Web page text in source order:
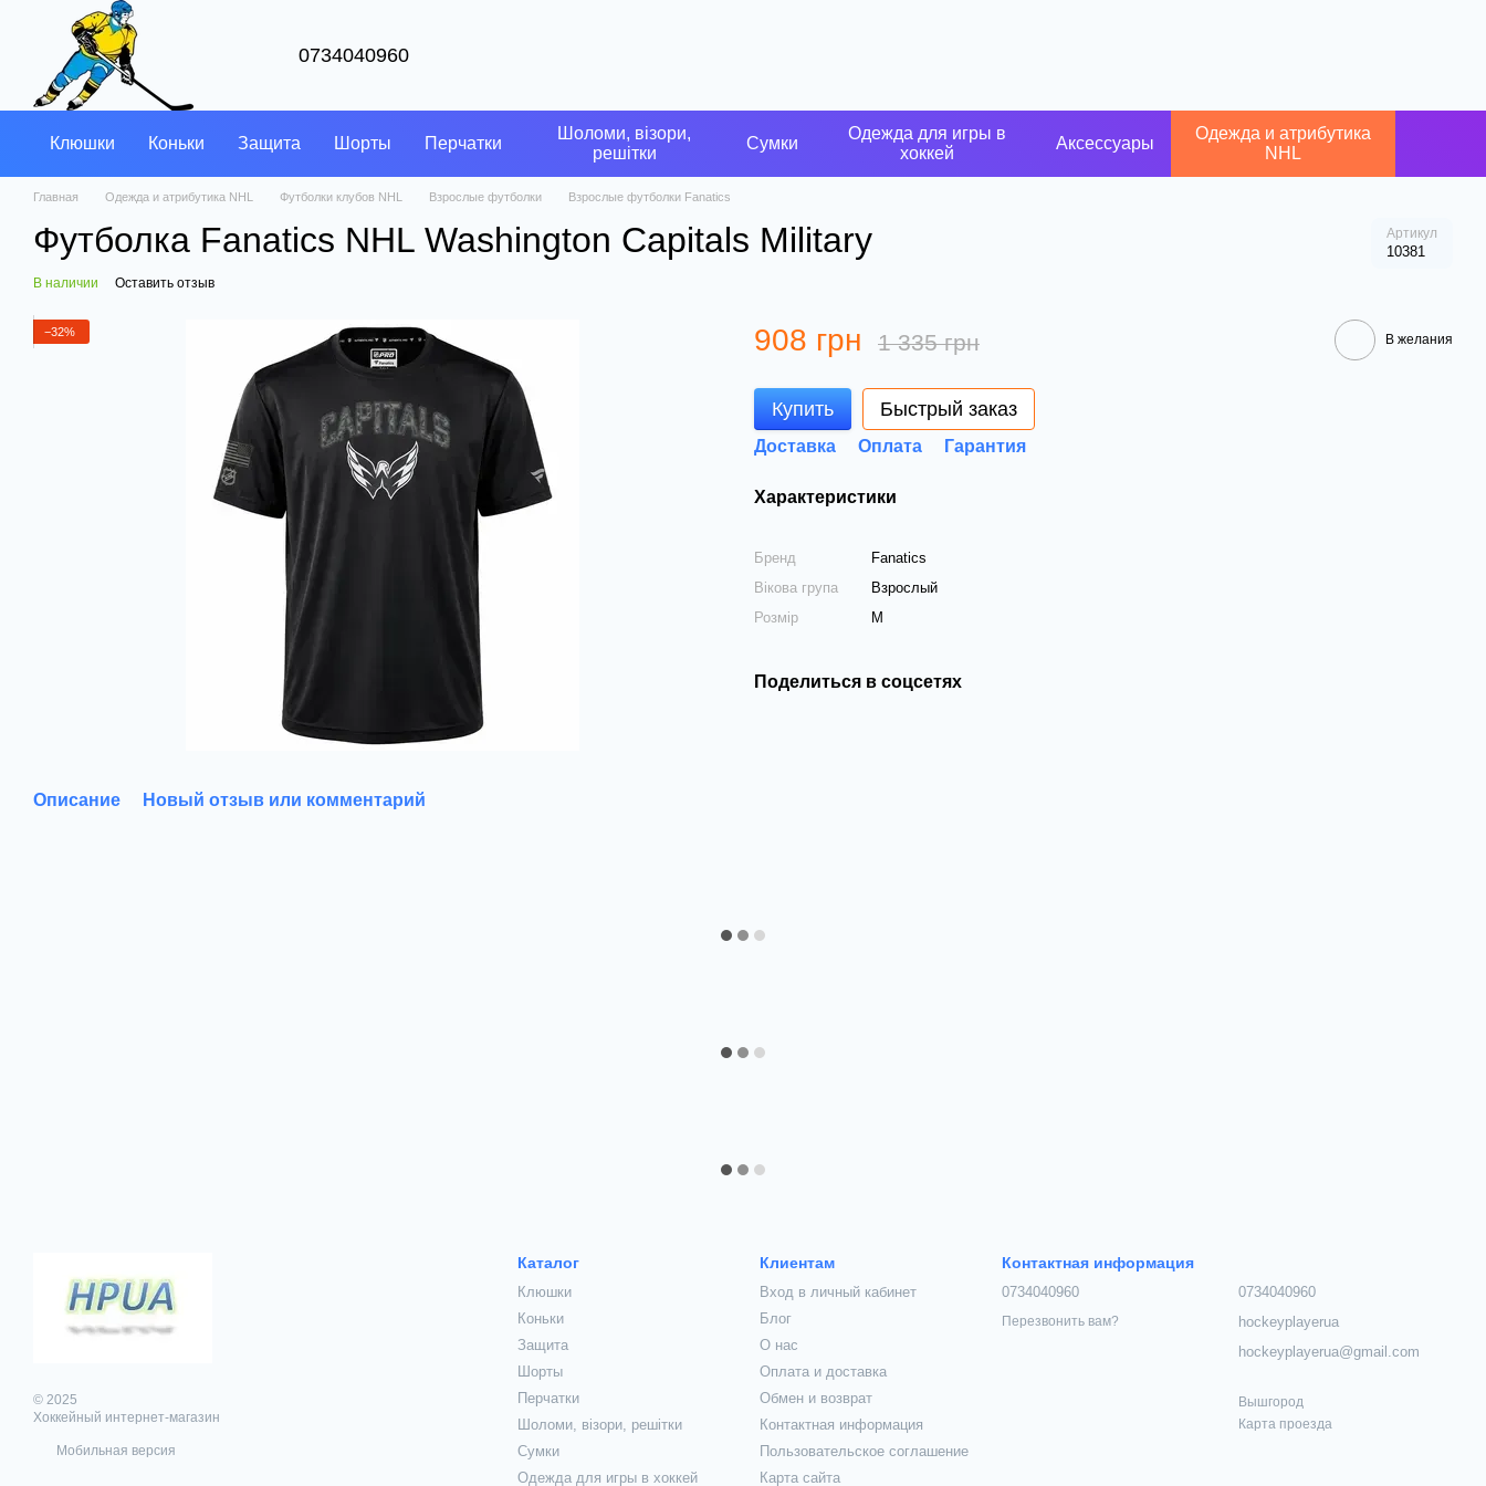
Перейти к основному контенту
0734040960
Клюшки Коньки Защита Шорты Перчатки
Шоломи, візори,
решітки
Сумки
Одежда для игры в
хоккей
Аксессуары
Одежда и атрибутика
NHL
Главная Одежда и атрибутика NHL Футболки клубов NHL Взрослые футболки Взрослые футболки Fanatics
Футболка Fanatics NHL Washington Capitals Military Артикул
10381
В наличии Оставить отзыв
−32%
Описание Новый отзыв или комментарий
908 грн 1 335 грн В желания
Купить Быстрый заказ
Доставка Оплата Гарантия
Характеристики
Бренд
Fanatics
Вікова група
Взрослый
Розмір
M
Поделиться в соцсетях
© 2025
Хоккейный интернет-магазин
Мобильная версия
Каталог
Клюшки
Коньки
Защита
Шорты
Перчатки
Шоломи, візори, решітки
Сумки
Одежда для игры в хоккей
Клиентам
Вход в личный кабинет
Блог
О нас
Оплата и доставка
Обмен и возврат
Контактная информация
Пользовательское соглашение
Карта сайта
Контактная информация
0734040960
Перезвонить вам?
0734040960
hockeyplayerua
hockeyplayerua@gmail.com
Вышгород
Карта проезда